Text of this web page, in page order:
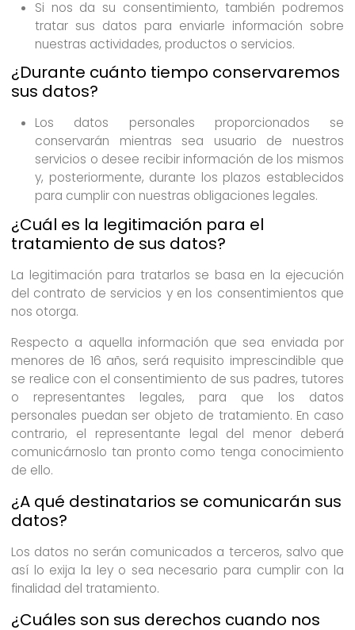
Si nos da su consentimiento, también podremos
tratar sus datos para enviarle información sobre
nuestras actividades, productos o servicios.
¿Durante cuánto tiempo conservaremos
sus datos?
Los datos personales proporcionados se
conservarán mientras sea usuario de nuestros
servicios o desee recibir información de los mismos
y, posteriormente, durante los plazos establecidos
para cumplir con nuestras obligaciones legales.
¿Cuál es la legitimación para el
tratamiento de sus datos?
La legitimación para tratarlos se basa en la ejecución
del contrato de servicios y en los consentimientos que
nos otorga.
Respecto a aquella información que sea enviada por
menores de 16 años, será requisito imprescindible que
se realice con el consentimiento de sus padres, tutores
o representantes legales, para que los datos
personales puedan ser objeto de tratamiento. En caso
contrario, el representante legal del menor deberá
comunicárnoslo tan pronto como tenga conocimiento
de ello.
¿A qué destinatarios se comunicarán sus
datos?
Los datos no serán comunicados a terceros, salvo que
así lo exija la ley o sea necesario para cumplir con la
finalidad del tratamiento.
¿Cuáles son sus derechos cuando nos